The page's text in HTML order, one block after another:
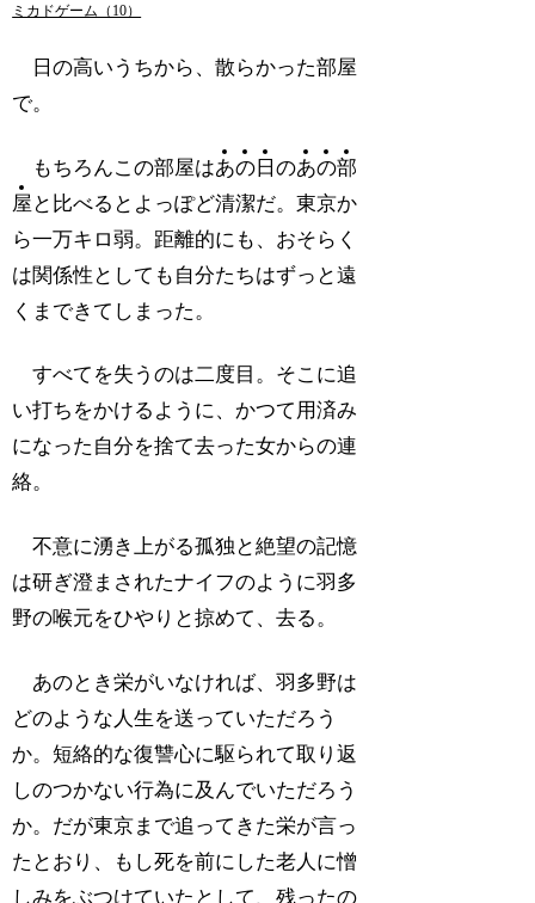
ミカドゲーム（10）
日の高いうちから、散らかった部屋
で。
もちろんこの部屋はあの 日のあの部
屋 と比べるとよっぽど清潔だ。東京か
ら一万キロ弱。距離的にも、おそらく
は関係性としても自分たちはずっと遠
くまできてしまった。
すべてを失うのは二度目。そこに追
い打ちをかけるように、かつて用済み
になった自分を捨て去った女からの連
絡。
不意に湧き上がる孤独と絶望の記憶
は研ぎ澄まされたナイフのように羽多
野の喉元をひやりと掠めて、去る。
あのとき栄がいなければ、羽多野は
どのような人生を送っていただろう
か。短絡的な復讐心に駆られて取り返
しのつかない行為に及んでいただろう
か。だが東京まで追ってきた栄が言っ
たとおり、もし死を前にした老人に憎
しみをぶつけていたとして、残ったの